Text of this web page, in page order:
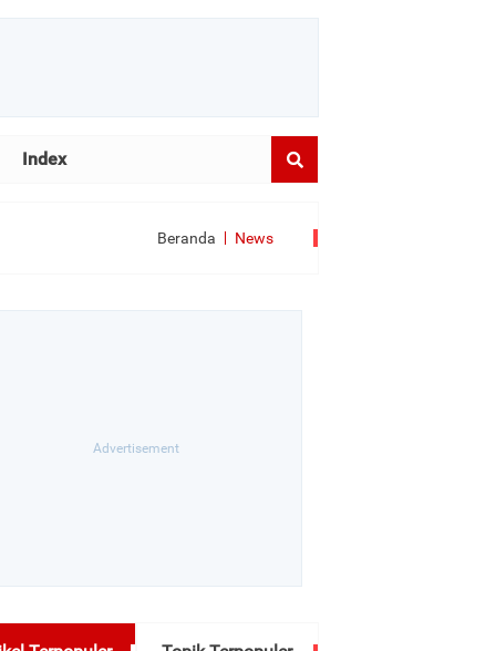
Index
Beranda News